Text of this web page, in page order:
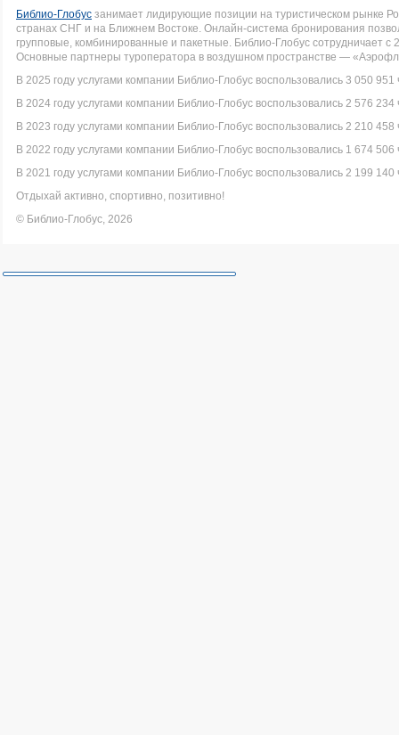
Библио-Глобус занимает лидирующие позиции на туристическом рынке
странах СНГ и на Ближнем Востоке. Онлайн-система бронирования
групповые, комбинированные и пакетные. Библио-Глобус сотрудничает
Основные партнеры туроператора в воздушном пространстве —
В 2025 году услугами компании Библио-Глобус воспользовались 3 050 951
В 2024 году услугами компании Библио-Глобус воспользовались 2 576 234
В 2023 году услугами компании Библио-Глобус воспользовались 2 210 458
В 2022 году услугами компании Библио-Глобус воспользовались 1 674 506
В 2021 году услугами компании Библио-Глобус воспользовались 2 199 140
Отдыхай активно, спортивно, позитивно!
© Библио-Глобус, 2026